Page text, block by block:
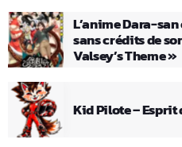
L’anime Dara-
sans crédits de
Valsey’s Theme »
Kid Pilote – Esprit